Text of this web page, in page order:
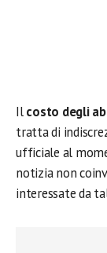
Ilcosto degli
tratta di
ufficiale al
notizia non
interessate da